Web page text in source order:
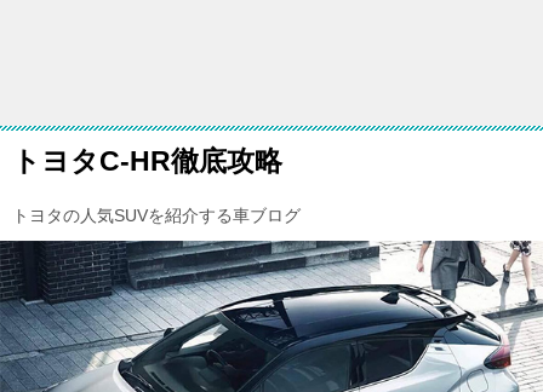
トヨタC-HR徹底攻略
トヨタの人気SUVを紹介する車ブログ